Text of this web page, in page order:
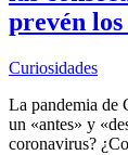
prevén
Curiosidades
La pandemia de
un «antes» y
coronavirus?